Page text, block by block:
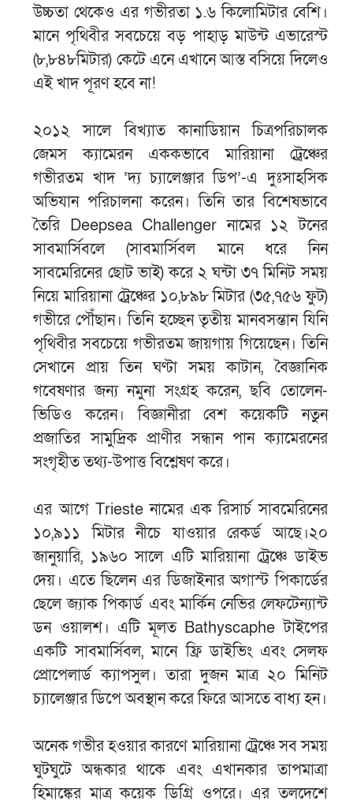
উচ্চতা থেকেও এর গভীরতা ১.৬ কিলোমিটার বেশি।
মানে পৃথিবীর সবচেয়ে বড় পাহাড় মাউন্ট এভারেস্ট
(৮,৮৪৮মিটার) কেটে এনে এখানে আস্ত বসিয়ে দিলেও
এই খাদ পূরণ হবে না!
২০১২ সালে বিখ্যাত কানাডিয়ান চিত্রপরিচালক
জেমস ক্যামেরন এককভাবে মারিয়ানা ট্রেঞ্চের
গভীরতম খাদ ‘দ্য চ্যালেঞ্জার ডিপ’-এ দুঃসাহসিক
অভিযান পরিচালনা করেন। তিনি তার বিশেষভাবে
তৈরি Deepsea Challenger নামের ১২ টনের
সাবমার্সিবলে (সাবমার্সিবল মানে ধরে নিন
সাবমেরিনের ছোট ভাই) করে ২ ঘন্টা ৩৭ মিনিট সময়
নিয়ে মারিয়ানা ট্রেঞ্চের ১০,৮৯৮ মিটার (৩৫,৭৫৬ ফুট)
গভীরে পৌঁছান। তিনি হচ্ছেন তৃতীয় মানবসন্তান যিনি
পৃথিবীর সবচেয়ে গভীরতম জায়গায় গিয়েছেন। তিনি
সেখানে প্রায় তিন ঘণ্টা সময় কাটান, বৈজ্ঞানিক
গবেষণার জন্য নমুনা সংগ্রহ করেন, ছবি তোলেন-
ভিডিও করেন। বিজ্ঞানীরা বেশ কয়েকটি নতুন
প্রজাতির সামুদ্রিক প্রাণীর সন্ধান পান ক্যামেরনের
সংগৃহীত তথ্য-উপাত্ত বিশ্লেষণ করে।
এর আগে Trieste নামের এক রিসার্চ সাবমেরিনের
১০,৯১১ মিটার নীচে যাওয়ার রেকর্ড আছে।২০
জানুয়ারি, ১৯৬০ সালে এটি মারিয়ানা ট্রেঞ্চে ডাইভ
দেয়। এতে ছিলেন এর ডিজাইনার অগাস্ট পিকার্ডের
ছেলে জ্যাক পিকার্ড এবং মার্কিন নেভির লেফটেন্যান্ট
ডন ওয়ালশ। এটি মূলত Bathyscaphe টাইপের
একটি সাবমার্সিবল, মানে ফ্রি ডাইভিং এবং সেলফ
প্রোপেলার্ড ক্যাপসুল। তারা দুজন মাত্র ২০ মিনিট
চ্যালেঞ্জার ডিপে অবস্থান করে ফিরে আসতে বাধ্য হন।
অনেক গভীর হওয়ার কারণে মারিয়ানা ট্রেঞ্চে সব সময়
ঘুটঘুটে অন্ধকার থাকে এবং এখানকার তাপমাত্রা
হিমাঙ্কের মাত্র কয়েক ডিগ্রি ওপরে। এর তলদেশে